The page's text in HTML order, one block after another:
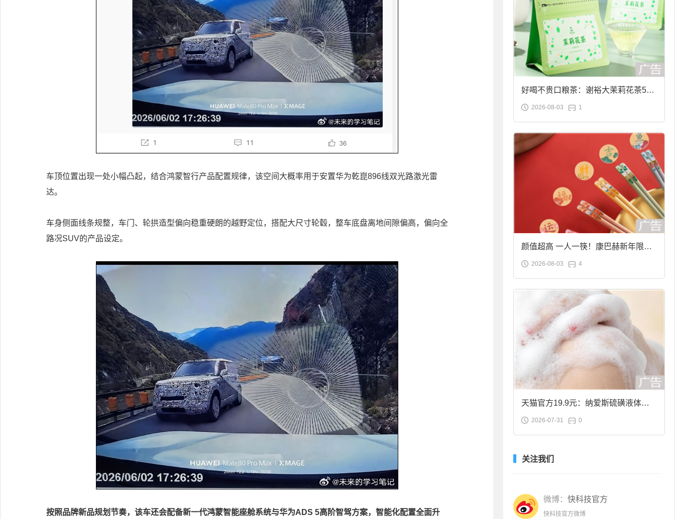
车顶位置出现一处小幅凸起，结合鸿蒙智行产品配置规律，该空间大概率用于安置华为乾崑896线双光路激光雷
达。
车身侧面线条规整，车门、轮拱造型偏向稳重硬朗的越野定位，搭配大尺寸轮毂，整车底盘离地间隙偏高，偏向全
路况SUV的产品设定。
按照品牌新品规划节奏，该车还会配备新一代鸿蒙智能座舱系统与华为ADS 5高阶智驾方案，智能化配置全面升
好喝不贵口粮茶：谢裕大茉莉花茶50g
袋装9.9元到手
2026-08-03 1
颜值超高 一人一筷！康巴赫新年限定
合金筷子大促：19.9元
2026-08-03 4
天猫官方19.9元：纳爱斯硫磺液体香
皂2斤大促
2026-07-31 0
关注我们
微博： 快科技官方
快科技官方微博